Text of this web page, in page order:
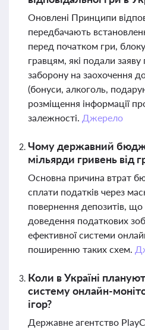
Оновлені Принципи
передбачають
перед початком гри,
гравцям, які подали
заборону на заохочення
(бонуси, алкоголь,
розміщення інформації
залежності. Джерело
Чому державний
мільярди гривень від
Основна причина втрат
сплати податків через
повернення депозитів,
доведення податкових
ефективної системи
поширенню таких схем.
Коли в Україні
систему онлайн-
ігор?
Державне агентство